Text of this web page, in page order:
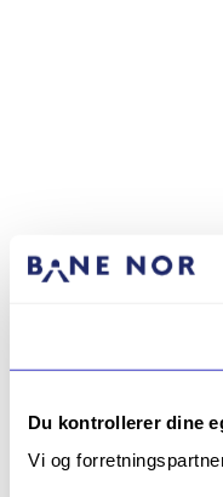
Du kontrollerer dine
Vi og